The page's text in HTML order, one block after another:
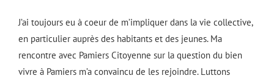
J’ai toujours eu à coeur de m’impliquer dans la vie collective,
en particulier auprès des habitants et des jeunes. Ma
rencontre avec Pamiers Citoyenne sur la question du bien
vivre à Pamiers m’a convaincu de les rejoindre. Luttons